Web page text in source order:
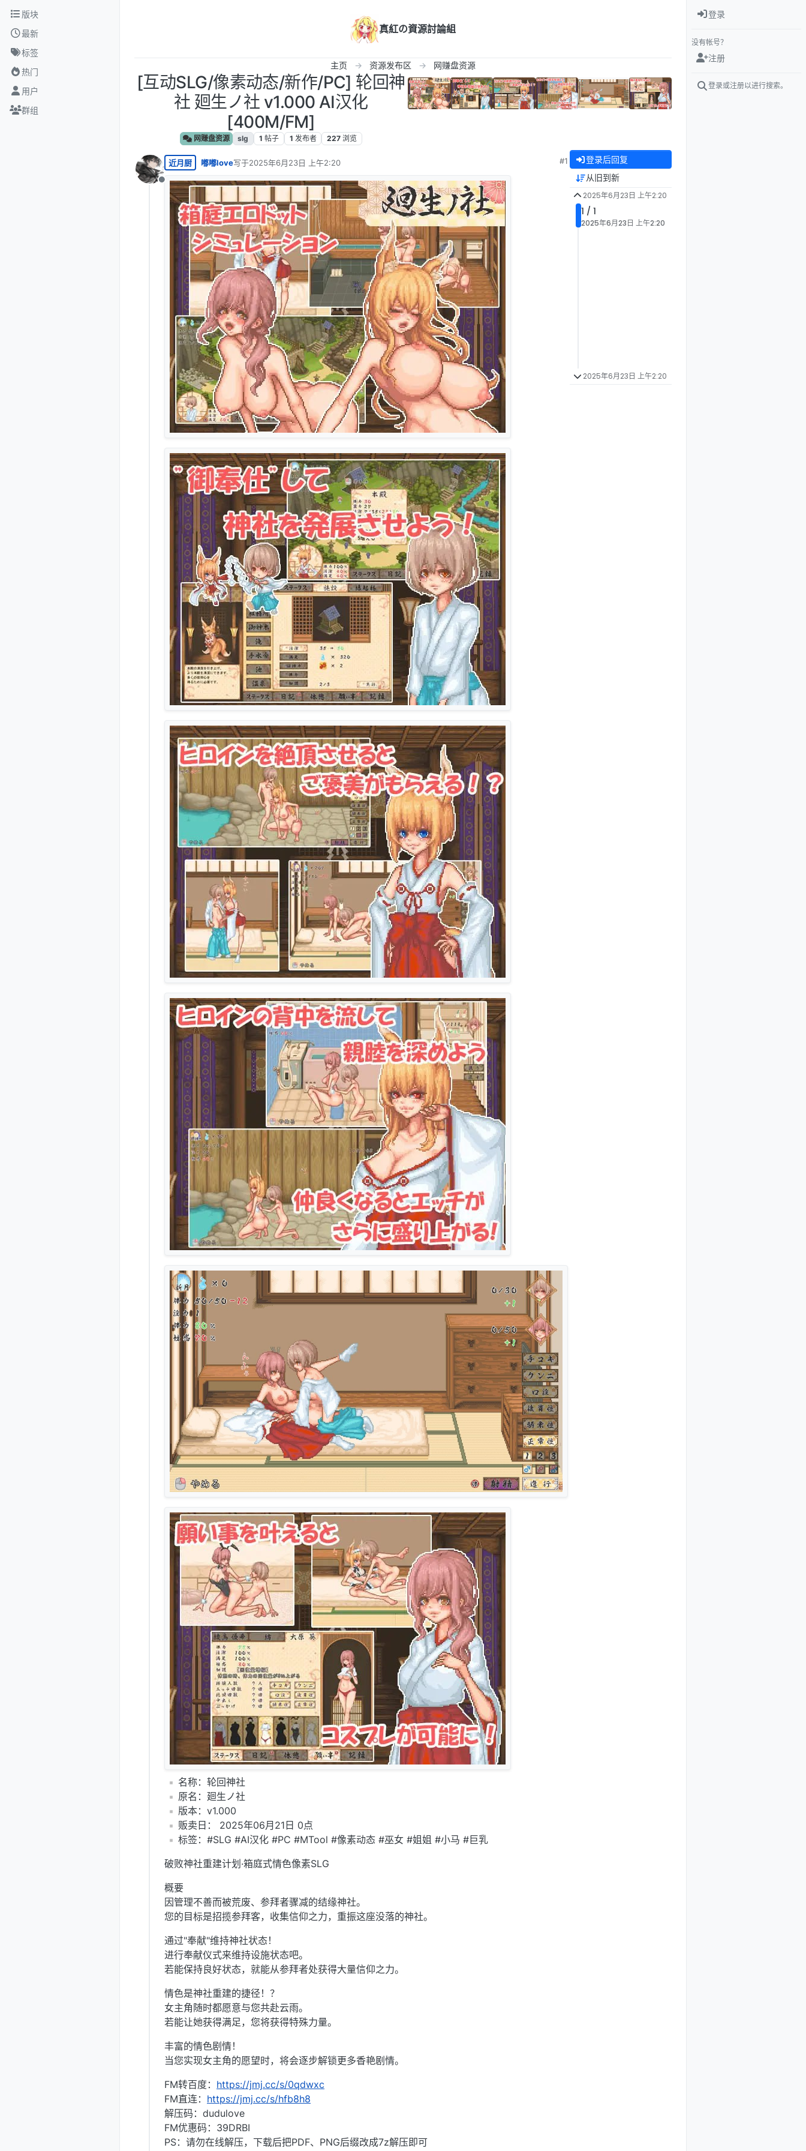
跳转至内容
版块
最新
标签
热门
用户
群组
真紅の資源討論組
主页 资源发布区 网赚盘资源
[互动SLG/像素动态/新作/PC] 轮回神
社 廻生ノ社 v1.000 AI汉化
[400M/FM]
网赚盘资源 slg 1 帖子 1 发布者 227 浏览
离线
近月厨 嘟嘟love写于2025年6月23日 上午2:20
最后由 编辑
#1
️名称：轮回神社
️原名：廻生ノ社
️版本：v1.000
️贩卖日： 2025年06月21日 0点
️标签：#SLG #AI汉化 #PC #MTool #像素动态 #巫女 #姐姐 #小马 #巨乳
破败神社重建计划·箱庭式情色像素SLG
概要
因管理不善而被荒废、参拜者骤减的结缘神社。
您的目标是招揽参拜客，收集信仰之力，重振这座没落的神社。
通过"奉献"维持神社状态！
进行奉献仪式来维持设施状态吧。
若能保持良好状态，就能从参拜者处获得大量信仰之力。
情色是神社重建的捷径！？
女主角随时都愿意与您共赴云雨。
若能让她获得满足，您将获得特殊力量。
丰富的情色剧情！
当您实现女主角的愿望时，将会逐步解锁更多香艳剧情。
FM转百度： https://jmj.cc/s/0qdwxc
FM直连： https://jmj.cc/s/hfb8h8
解压码：dudulove
FM优惠码：39DRBI
PS：请勿在线解压，下载后把PDF、PNG后缀改成7z解压即可
登录后回复
从旧到新
2025年6月23日 上午2:20
1 / 1
2025年6月23日 上午2:20
2025年6月23日 上午2:20
登录
没有帐号？
注册
登录或注册以进行搜索。